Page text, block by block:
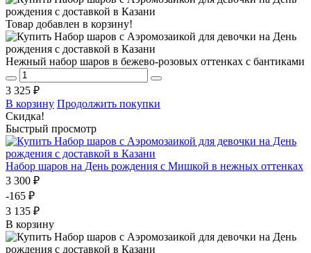
Товар добавлен в корзину!
Нежный набор шаров в бежево-розовых оттенках с бантиками
3 325 ₽
В корзину Продолжить покупки
Скидка!
Быстрый просмотр
Набор шаров на День рождения с Мишкой в нежных оттенках
3 300 ₽
-165 ₽
3 135 ₽
В корзину